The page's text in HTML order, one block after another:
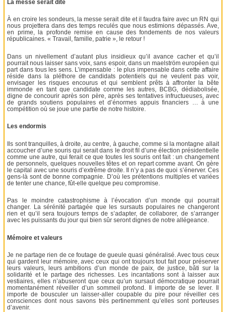
La messe serait dite
À en croire les sondeurs, la messe serait dite et il faudra faire avec un RN qui
nous projettera dans des temps reculés que nous estimions dépassés. Ave,
en prime, la profonde remise en cause des fondements de nos valeurs
républicaines. « Travail, famille, patrie », le retour !
Dans un nivellement d’autant plus insidieux qu’il avance cacher et qu’il
pourrait nous laisser sans voix, sans espoir, dans un maelström européen qui
part dans tous les sens. L’impensable : le plus impensable dans cette affaire
réside dans la pléthore de candidats potentiels qui ne veulent pas voir,
envisager les risques encourus et qui semblent prêts à affronter la bête
immonde en tant que candidate comme les autres, BCBG, dédiabolisée,
digne de concourir après son père, après ses tentatives infructueuses, avec
de grands soutiens populaires et d’énormes appuis financiers … à une
compétition où se joue une partie de notre histoire.
Les endormis
Ils sont tranquilles, à droite, au centre, à gauche, comme si la montagne allait
accoucher d’une souris qui serait dans le droit fil d’une élection présidentielle
comme une autre, qui ferait ce que toutes les souris ont fait : un changement
de personnels, quelques nouvelles têtes et on repart comme avant. On gère
le capital avec une souris d’extrême droite. Il n’y a pas de quoi s’énerver. Ces
gens-là sont de bonne compagnie. D’où les prétentions multiples et variées
de tenter une chance, fût-elle quelque peu compromise.
Pas le moindre catastrophisme à l’évocation d’un monde qui pourrait
changer. La sérénité partagée que les sursauts populaires ne changeront
rien et qu’il sera toujours temps de s’adapter, de collaborer, de s’arranger
avec les puissants du jour qui bien sûr seront dignes de notre allégeance.
Mémoire et valeurs
Je ne partage rien de ce foutage de gueule quasi généralisé. Avec tous ceux
qui gardent leur mémoire, avec ceux qui ont toujours tout fait pour préserver
leurs valeurs, leurs ambitions d’un monde de paix, de justice, bâti sur la
solidarité et le partage des richesses. Les incantations sont à laisser aux
vestiaires, elles n’abuseront que ceux qu’un sursaut démocratique pourrait
momentanément réveiller d’un sommeil profond. Il importe de se lever. Il
importe de bousculer un laisser-aller coupable du pire pour réveiller ces
consciences dont nous savons très pertinemment qu’elles sont porteuses
d’avenir.